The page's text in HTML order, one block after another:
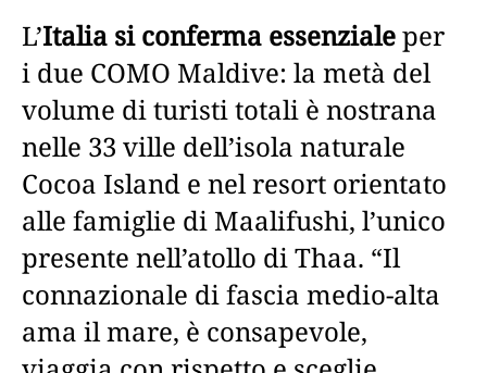
L’Italia si conferma essenzialeper
i due COMO Maldive: la metà del
volume di turisti totali è nostrana
nelle 33 ville dell’isola naturale
Cocoa Island e nel resort orientato
alle famiglie di Maalifushi, l’unico
presente nell’atollo di Thaa. “Il
connazionale di fascia medio-alta
ama il mare, è consapevole,